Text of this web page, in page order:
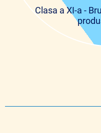
Clasa a XI-a -